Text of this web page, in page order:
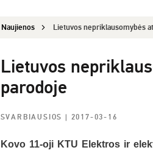
k
Naujienos Lietuvos nepriklausomybės
Lietuvos
parodoje
SVARBIAUSIOS | 2017-03-16
Kovo 11-oji KTU Elektros ir